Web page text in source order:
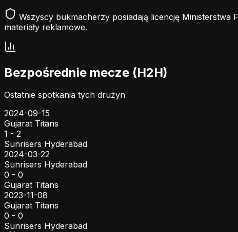
Wszyscy bukmacherzy posiadają licencję
materiały reklamowe.
Bezpośrednie mecze (H2H)
Ostatnie spotkania tych drużyn
2024-09-15
Gujarat Titans
1 - 2
Sunrisers Hyderabad
2024-03-22
Sunrisers Hyderabad
0 - 0
Gujarat Titans
2023-11-08
Gujarat Titans
0 - 0
Sunrisers Hyderabad